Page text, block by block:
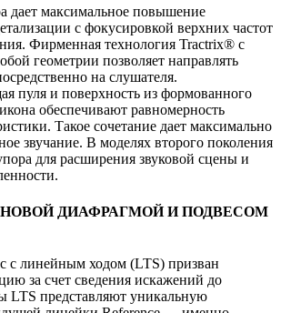
дает максимальное повышение
с фокусировкой верхних частот
Фирменная технология Tractrix® с
геометрии позволяет направлять
на слушателя.
пуля и поверхность из формованного
обеспечивают равномерность
Такое сочетание дает максимально
звучание. В моделях второго поколения
для расширения звуковой сцены и
ДИАФРАГМОЙ И ПОДВЕСОМ
с линейным ходом (LTS) призван
за счет сведения искажений до
LTS представляют уникальную